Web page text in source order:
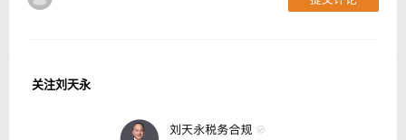
关注刘天永